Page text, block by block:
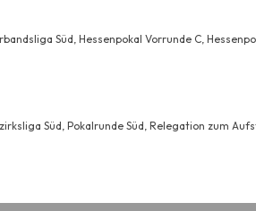
Süd, Hessenpokal Vorrunde C,
Süd, Pokalrunde Süd, Relegation zum